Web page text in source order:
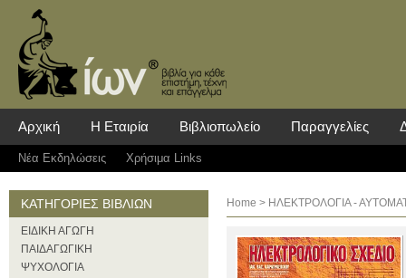
Αρχική Η Εταιρία Βιβλιοπωλείο Παραγγελίες
Νέα Eκδηλώσεις Χρήσιμα Links
ΚΑΤΗΓΟΡΙΕΣ ΒΙΒΛΙΩΝ
ΕΙΔΙΚΗ ΑΓΩΓΗ
ΠΑΙΔΑΓΩΓΙΚΗ
ΨΥΧΟΛΟΓΙΑ
Home > ΗΛΕΚΤΡΟΛΟΓΙΑ -